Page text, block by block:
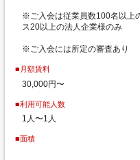
※ご入会は従業員数100名以上
ス20以上の法人企業様のみ
※ご入会には所定の審査あり
■月額賃料
30,000円〜
■利用可能人数
1人〜1人
■面積